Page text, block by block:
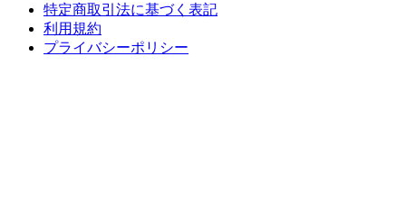
特定商取引法に基づく表記
利用規約
プライバシーポリシー